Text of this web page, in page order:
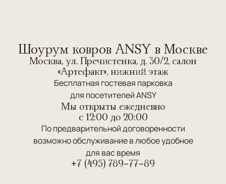
Шоурум ковров ANSY в Москве
Москва, ул. Пречистенка, д. 30/2, салон
«Артефакт», нижний этаж
Бесплатная гостевая парковка
для посетителей ANSY
Мы открыты ежедневно
c 12:00 до 20:00
По предварительной договоренности
возможно обслуживание в любое удобное
для вас время
+7 (495) 789-77-89